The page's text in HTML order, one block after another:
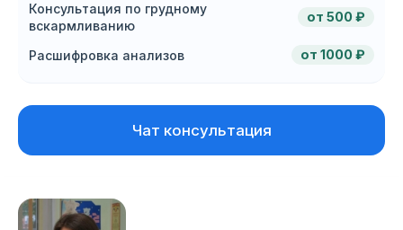
Консультация по грудному
вскармливанию
от 500 ₽
Расшифровка анализов от 1000 ₽
Чат консультация